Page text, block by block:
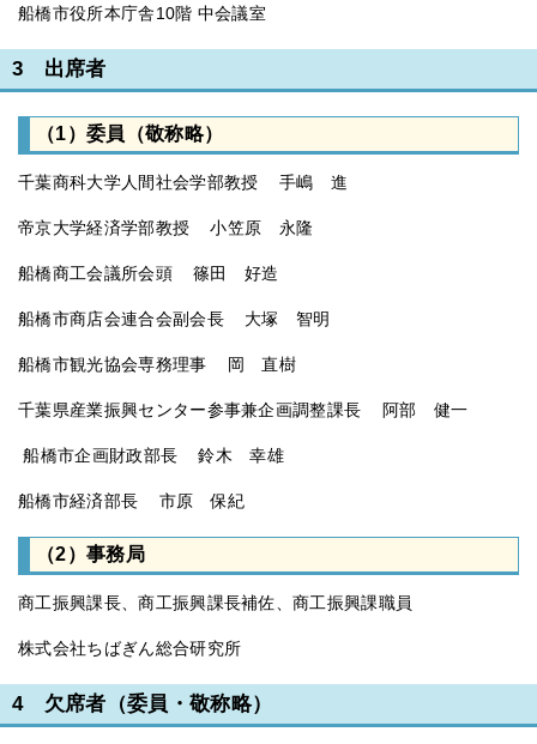
船橋市役所本庁舎10階 中会議室
3 出席者
（1）委員（敬称略）
千葉商科大学人間社会学部教授 手嶋 進
帝京大学経済学部教授 小笠原 永隆
船橋商工会議所会頭 篠田 好造
船橋市商店会連合会副会長 大塚 智明
船橋市観光協会専務理事 岡 直樹
千葉県産業振興センター参事兼企画調整課長 阿部 健一
船橋市企画財政部長 鈴木 幸雄
船橋市経済部長 市原 保紀
（2）事務局
商工振興課長、商工振興課長補佐、商工振興課職員
株式会社ちばぎん総合研究所
4 欠席者（委員・敬称略）